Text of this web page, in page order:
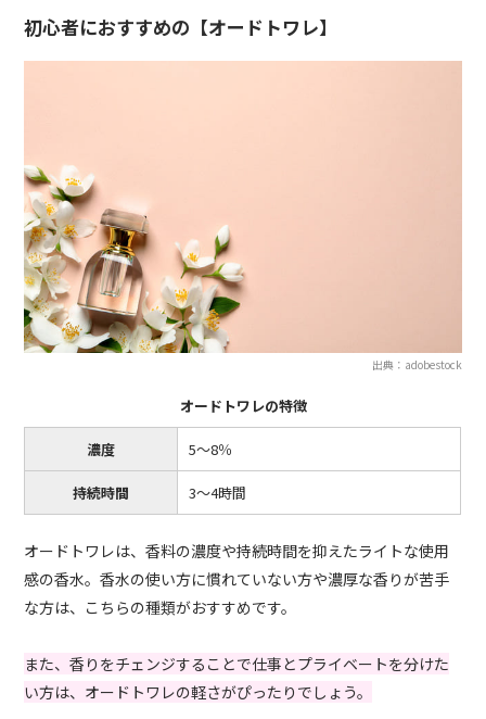
初心者におすすめの【オードトワレ】
出典：adobestock
オードトワレの特徴
濃度 5〜8％
持続時間 3〜4時間
オードトワレは、香料の濃度や持続時間を抑えたライトな使用
感の香水。香水の使い方に慣れていない方や濃厚な香りが苦手
な方は、こちらの種類がおすすめです。
また、香りをチェンジすることで仕事とプライベートを分けた
い方は、オードトワレの軽さがぴったりでしょう。